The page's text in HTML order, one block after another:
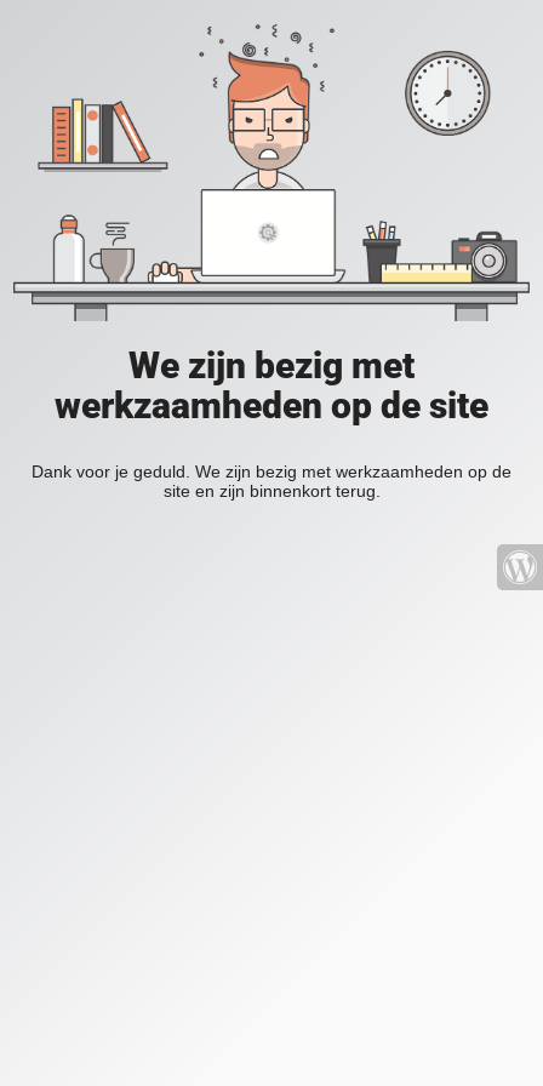
We zijn bezig met
werkzaamheden op de site
Dank voor je geduld. We zijn bezig met werkzaamheden op de
site en zijn binnenkort terug.